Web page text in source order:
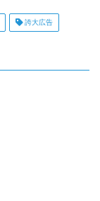
誇大広告